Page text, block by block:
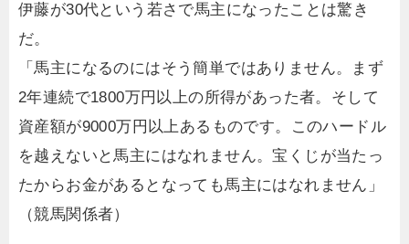
伊藤が30代という若さで馬主になったことは驚き
だ。
「馬主になるのにはそう簡単ではありません。まず
2年連続で1800万円以上の所得があった者。そして
資産額が9000万円以上あるものです。このハードル
を越えないと馬主にはなれません。宝くじが当たっ
たからお金があるとなっても馬主にはなれません」
（競馬関係者）